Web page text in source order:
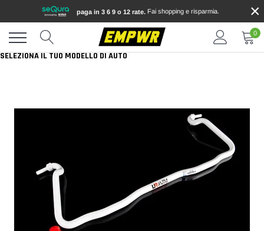
contenuti
paga in 3 6 9 o 12 rate. Fai shopping e risparmia. ×
0
SELEZIONA IL TUO MODELLO DI AUTO